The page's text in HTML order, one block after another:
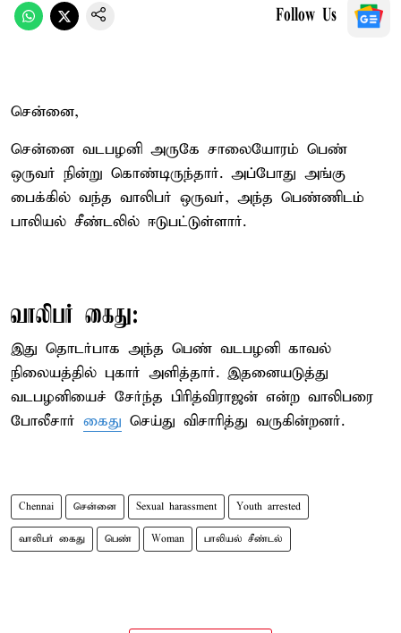
Follow Us
சென்னை,
சென்னை வடபழனி அருகே சாலையோரம் பெண்
ஒருவர் நின்று கொண்டிருந்தார். அப்போது அங்கு
பைக்கில் வந்த வாலிபர் ஒருவர், அந்த பெண்ணிடம்
பாலியல் சீண்டலில் ஈடுபட்டுள்ளார்.
வாலிபர் கைது:
இது தொடர்பாக அந்த பெண் வடபழனி காவல்
நிலையத்தில் புகார் அளித்தார். இதனையடுத்து
வடபழனியைச் சேர்ந்த பிரித்விராஜன் என்ற வாலிபரை
போலீசார் கைது செய்து விசாரித்து வருகின்றனர்.
Chennai சென்னை Sexual harassment Youth arrested
வாலிபர் கைது பெண் Woman பாலியல் சீண்டல்